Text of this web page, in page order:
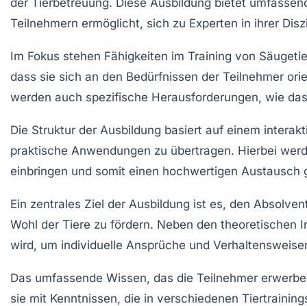
der Tierbetreuung. Diese Ausbildung bietet
Teilnehmern ermöglicht, sich zu Experten in ihrer
Im Fokus stehen Fähigkeiten im Training von
dass sie sich an den Bedürfnissen der Teilnehmer
werden auch spezifische Herausforderungen, wie
Die Struktur der Ausbildung basiert auf einem
praktische Anwendungen zu übertragen. Hierbei
einbringen und somit einen hochwertigen Austausch
Ein zentrales Ziel der Ausbildung ist es, den
Wohl der Tiere zu fördern. Neben den theoretischen
wird, um individuelle Ansprüche und
Das umfassende Wissen, das die Teilnehmer
sie mit Kenntnissen, die in verschiedenen